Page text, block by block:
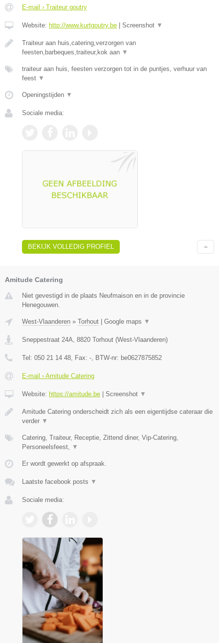
E-mail › Traiteur goutry
Website: http://www.kurtgoutry.be Screenshot ▼
Traiteur aan huis,catering,verzorgen van
feesten,barbeques,traiteur,kok aan ▼
traiteur aan huis, feesten verzorgen tot in de puntjes, verhuur van
feest ▼
Openingstijden ▼
Sociale media:
BEKIJK VOLLEDIG PROFIEL
Amitude Catering
Niet gevestigd in de plaats Neufmaison en in de provincie
Henegouwen.
West-Vlaanderen » Torhout Google maps ▼
Sneppestraat 24A, 8820 Torhout (West-Vlaanderen)
Tel: 050 21 14 48, Fax: -, BTW-nr: be0627875852
E-mail › Amitude Catering
Website: https://amitude.be Screenshot ▼
Amitude Catering onderscheidt zich als een eigentijdse cateraar die
verder ▼
Catering, Traiteur, Receptie, Zittend diner, Vip-Catering,
Personeelsfeest, ▼
Er wordt gewerkt op afspraak.
Laatste facebook posts ▼
Sociale media: